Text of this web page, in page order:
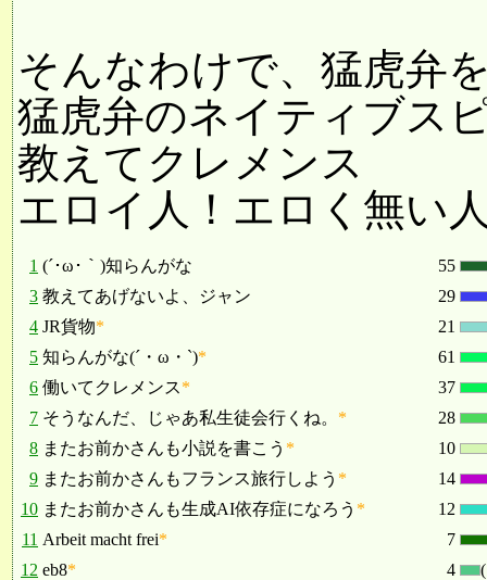
そんなわけで、猛虎弁
猛虎弁のネイティブス
教えてクレメンス
エロイ人！エロく無い
1 (´･ω･｀)知らんがな
55
3 教えてあげないよ、ジャン
29
4 JR貨物*
21
5 知らんがな(´・ω・`)*
61
6 働いてクレメンス*
37
7 そうなんだ、じゃあ私生徒会行くね。 *
28
8 またお前かさんも小説を書こう *
10
9 またお前かさんもフランス旅行しよう *
14
10 またお前かさんも生成AI依存症になろう *
12
11 Arbeit macht frei*
7
12 eb8* 4